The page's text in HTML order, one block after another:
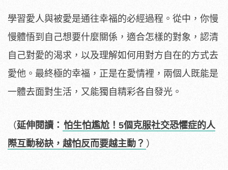
學習愛人與被愛是通往幸福的必經過程。從中，你慢
慢體悟到自己想要什麼關係，適合怎樣的對象，認清
自己對愛的渴求，以及理解如何用對方自在的方式去
愛他。最終極的幸福，正是在愛情裡，兩個人既能是
一體去面對生活，又能獨自精彩各自發光。
（延伸閱讀： 怕生怕尷尬！5個克服社交恐懼症的人
際互動秘訣，越怕反而要越主動？ ）